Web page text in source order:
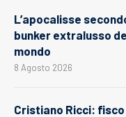
L’apocalisse
bunker extralusso
mondo
8 Agosto 2026
Cristiano Ricci: fisco